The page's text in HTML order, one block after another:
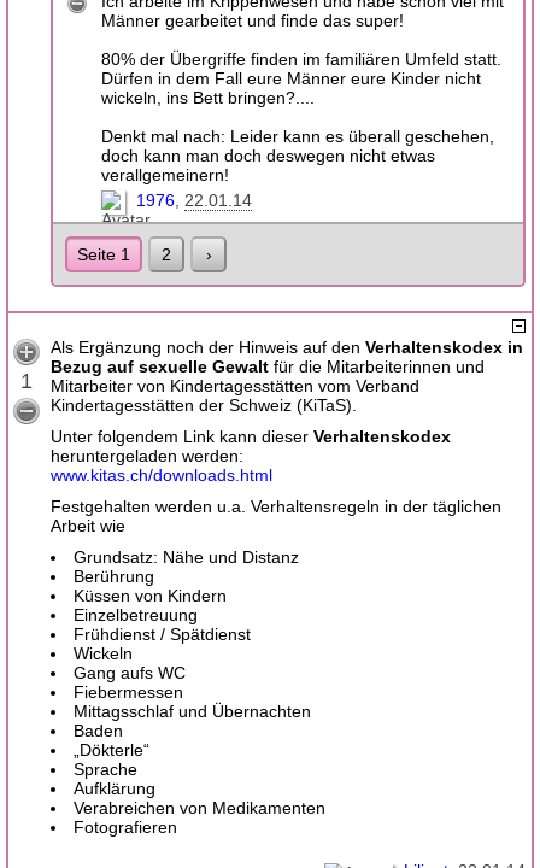
Männer gearbeitet und finde das super!
80% der Übergriffe finden im familiären Umfeld statt.
Dürfen in dem Fall eure Männer eure Kinder nicht
wickeln, ins Bett bringen?....
Denkt mal nach: Leider kann es überall geschehen,
doch kann man doch deswegen nicht etwas
verallgemeinern!
1976 22.01.14
Seite 1 2 ›
1
Als Ergänzung noch der Hinweis auf den Verhaltenskodex in
Bezug auf sexuelle Gewalt für die Mitarbeiterinnen und
Mitarbeiter von Kindertagesstätten vom Verband
Kindertagesstätten der Schweiz (KiTaS).
Unter folgendem Link kann dieser Verhaltenskodex
heruntergeladen werden:
www.kitas.ch/downloads.html
Festgehalten werden u.a. Verhaltensregeln in der täglichen
Arbeit wie
Grundsatz: Nähe und Distanz
Berührung
Küssen von Kindern
Einzelbetreuung
Frühdienst / Spätdienst
Wickeln
Gang aufs WC
Fiebermessen
Mittagsschlaf und Übernachten
Baden
„Dökterle“
Sprache
Aufklärung
Verabreichen von Medikamenten
Fotografieren